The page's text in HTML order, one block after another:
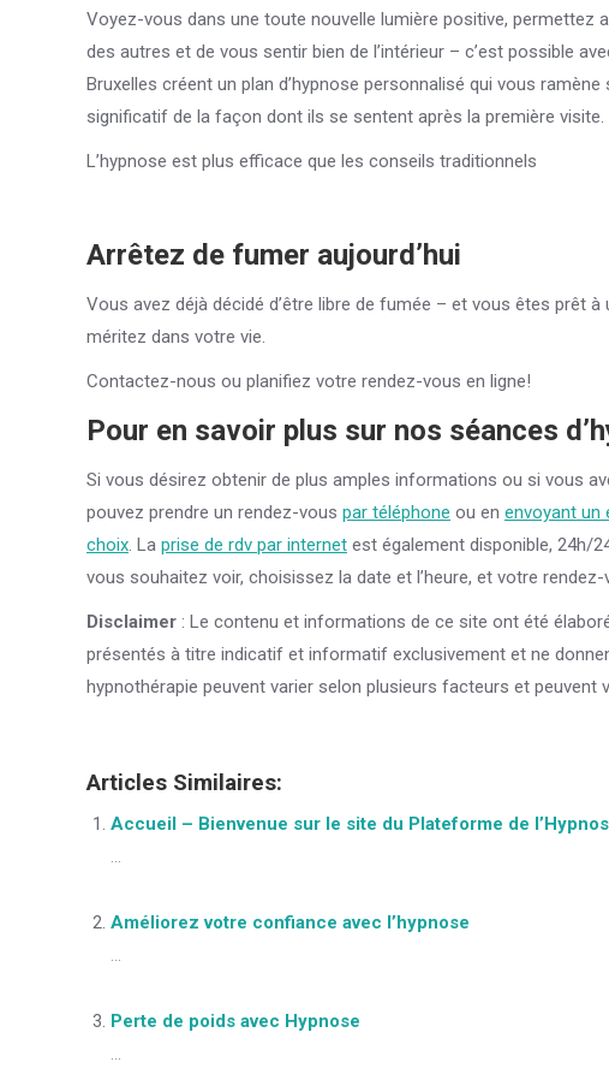
Voyez-vous dans une toute nouvelle lumière positive, permettez
des autres et de vous sentir bien de l’intérieur – c’est possible
Bruxelles créent un plan d’hypnose personnalisé qui vous
significatif de la façon dont ils se sentent après la première visite.
L’hypnose est plus efficace que les conseils traditionnels
Arrêtez de fumer aujourd’hui
Vous avez déjà décidé d’être libre de fumée – et vous êtes prêt
méritez dans votre vie.
Contactez-nous ou planifiez votre rendez-vous en ligne!
Pour en savoir plus sur nos séances
Si vous désirez obtenir de plus amples informations ou si vous
pouvez prendre un rendez-vous par téléphone ou en envoyant un
choix. La prise de rdv par internet est également disponible, 24h/
vous souhaitez voir, choisissez la date et l’heure, et votre
Disclaimer : Le contenu et informations de ce site ont été
présentés à titre indicatif et informatif exclusivement et ne
hypnothérapie peuvent varier selon plusieurs facteurs et peuvent
Articles Similaires:
Accueil – Bienvenue sur le site du Plateforme de
...
Améliorez votre confiance avec l’hypnose
...
Perte de poids avec Hypnose
...